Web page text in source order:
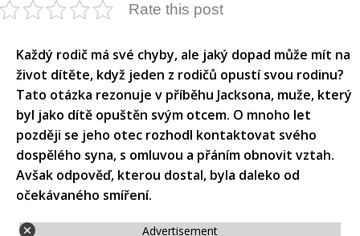
Rate this post
Každý rodič má své chyby, ale jaký dopad může mít na
život dítěte, když jeden z rodičů opustí svou rodinu?
Tato otázka rezonuje v příběhu Jacksona, muže, který
byl jako dítě opuštěn svým otcem. O mnoho let
později se jeho otec rozhodl kontaktovat svého
dospělého syna, s omluvou a přáním obnovit vztah.
Avšak odpověď, kterou dostal, byla daleko od
očekávaného smíření.
Advertisement